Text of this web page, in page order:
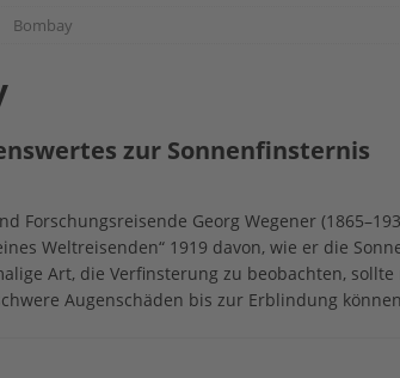
[ 5. Juni 2023 ]
[ 24. März 2023 ] Töpfern per Hand am Abend in
[ 12. Juni 2014 ]
Grasmilben (Herbstgrasmilben,
Jucken auf acht Beinen…
GESUNDHEIT
Bombay
zur Sonnenfinsternis
Forschungsreisende Georg Wegener
Weltreisenden“ 1919 davon, wie er die
Art, die Verfinsterung zu beobachten,
Augenschäden bis zur Erblindung